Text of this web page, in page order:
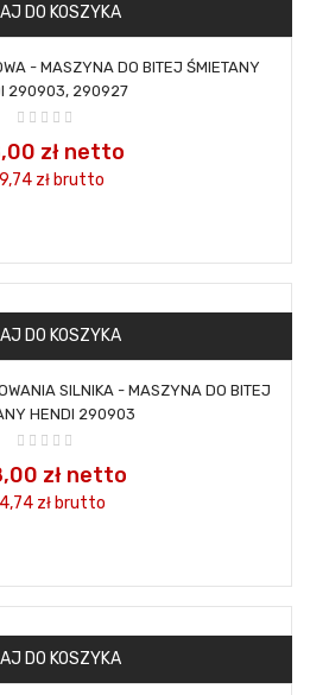
DO KOSZYKA
- MASZYNA DO BITEJ ŚMIETANY
290903, 290927
zł netto
zł brutto
DO KOSZYKA
SILNIKA - MASZYNA DO BITEJ
HENDI 290903
zł netto
zł brutto
DO KOSZYKA